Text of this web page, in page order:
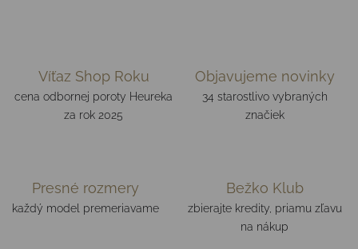
Víťaz Shop Roku
cena odbornej poroty Heureka
za rok 2025
Objavujeme novinky
34 starostlivo vybraných
značiek
Presné rozmery
každý model premeriavame
Bežko Klub
zbierajte kredity, priamu zľavu
na nákup